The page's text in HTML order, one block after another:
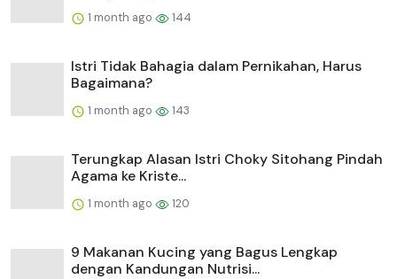
1 month ago 144
Istri Tidak Bahagia dalam Pernikahan, Harus
Bagaimana?
1 month ago 143
Terungkap Alasan Istri Choky Sitohang Pindah
Agama ke Kriste...
1 month ago 120
9 Makanan Kucing yang Bagus Lengkap
dengan Kandungan Nutrisi...